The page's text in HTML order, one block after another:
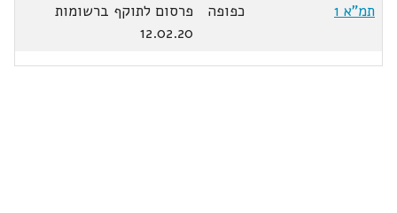
תמ"א 1
כפופה
פרסום לתוקף ברשומות
12.02.20